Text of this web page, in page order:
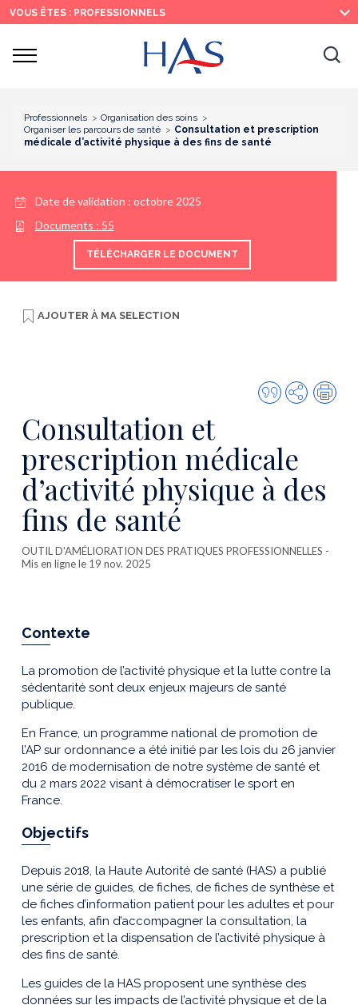
Recherche
Menu
principal
Contenu
principal
VOUS ÊTES : PROFESSIONNELS
Ouvrir
Professionnels
Organisation des soins
Organiser les parcours de santé
Consultation et prescription
médicale d’activité physique à des fins de santé
Date de validation : octobre 2025
Documents : 55
TÉLÉCHARGER LE DOCUMENT
AJOUTER À MA SELECTION
Citer
cette
Partager
Consultation et
prescription médicale
d’activité physique à des
fins de santé
OUTIL D'AMÉLIORATION DES PRATIQUES PROFESSIONNELLES -
Mis en ligne le 19 nov. 2025
Contexte
La promotion de l’activité physique et la lutte contre la
sédentarité sont deux enjeux majeurs de santé
publique.
En France, un programme national de promotion de
l’AP sur ordonnance a été initié par les lois du 26 janvier
2016 de modernisation de notre système de santé et
du 2 mars 2022 visant à démocratiser le sport en
France.
Objectifs
Depuis 2018, la Haute Autorité de santé (HAS) a publié
une série de guides, de fiches, de fiches de synthèse et
de fiches d’information patient pour les adultes et pour
les enfants, afin d’accompagner la consultation, la
prescription et la dispensation de l’activité physique à
des fins de santé.
Les guides de la HAS proposent une synthèse des
données sur les impacts de l’activité physique et de la